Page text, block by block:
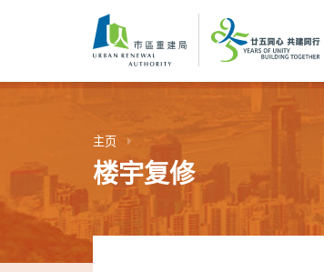
内
主页
楼宇复修